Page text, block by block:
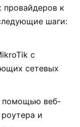
провайдеров к
шаги:
с
сетевых
помощью веб-
и